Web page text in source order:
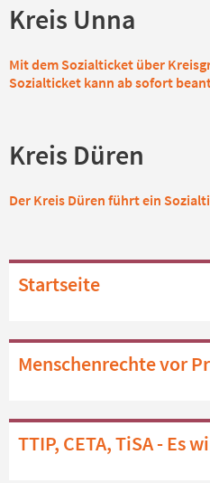
Kreis Unna
Mit dem Sozialticket über
Sozialticket kann ab sofort
Kreis Düren
Der Kreis Düren führt ein
Startseite
Menschenrechte vor
TTIP, CETA, TiSA - Es